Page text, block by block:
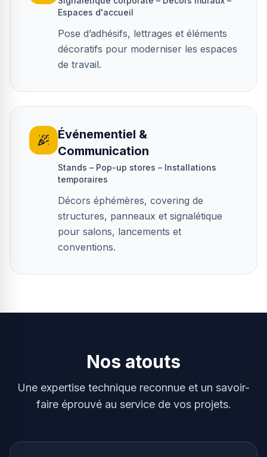
Espaces d'accueil
Pose d’adhésifs, lettrages et éléments
décoratifs pour moderniser les espaces
de travail.
Événementiel &
Communication
Stands – Pop-up stores – Installations
temporaires
Décors éphémères, covering de
structures, panneaux et signalétique
pour salons, lancements et
conventions.
Nos atouts
Une expertise technique reconnue et un savoir-
faire éprouvé au service de vos projets.